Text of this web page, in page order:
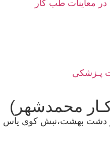
معاینات طب کار
پـزشکی
محمدشهر)
دشت بهشت،نبش کوی یاس